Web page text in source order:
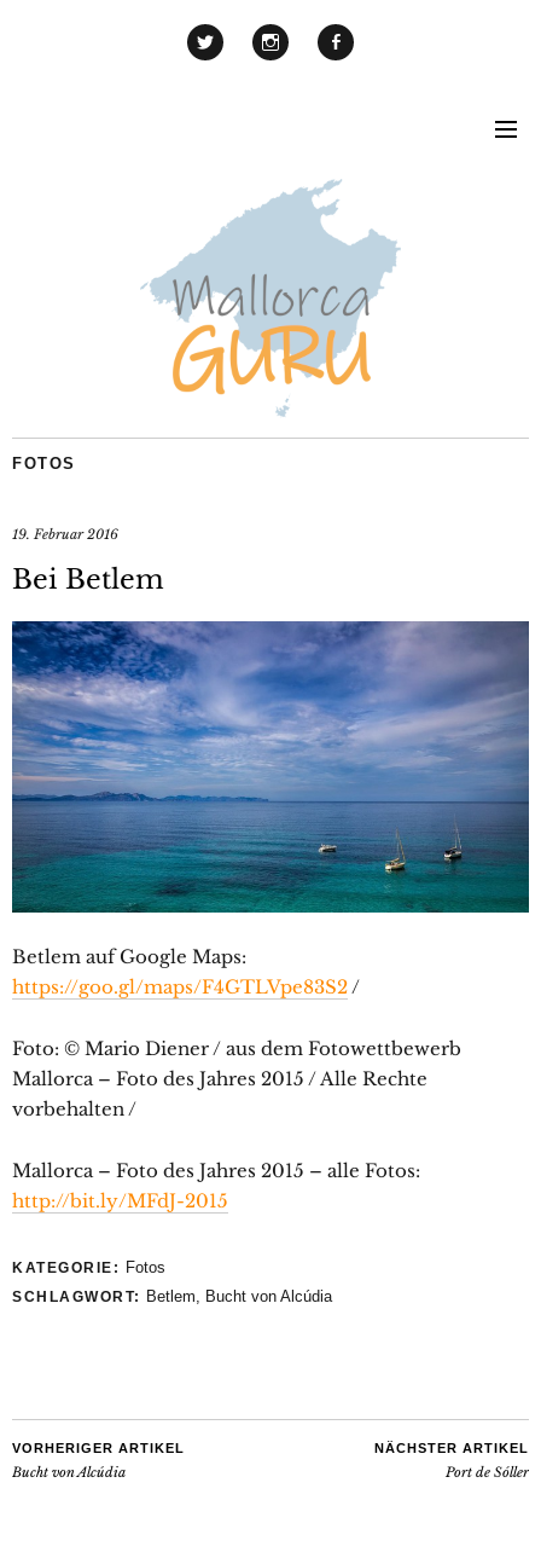
FOTOS
19. Februar 2016
Bei Betlem
Betlem auf Google Maps:
https://goo.gl/maps/F4GTLVpe83S2 /
Foto: © Mario Diener / aus dem Fotowettbewerb
Mallorca – Foto des Jahres 2015 / Alle Rechte
vorbehalten /
Mallorca – Foto des Jahres 2015 – alle Fotos:
http://bit.ly/MFdJ-2015
KATEGORIE: Fotos
SCHLAGWORT: Betlem Bucht von Alcúdia
VORHERIGER ARTIKEL
Bucht von Alcúdia
NÄCHSTER ARTIKEL
Port de Sóller